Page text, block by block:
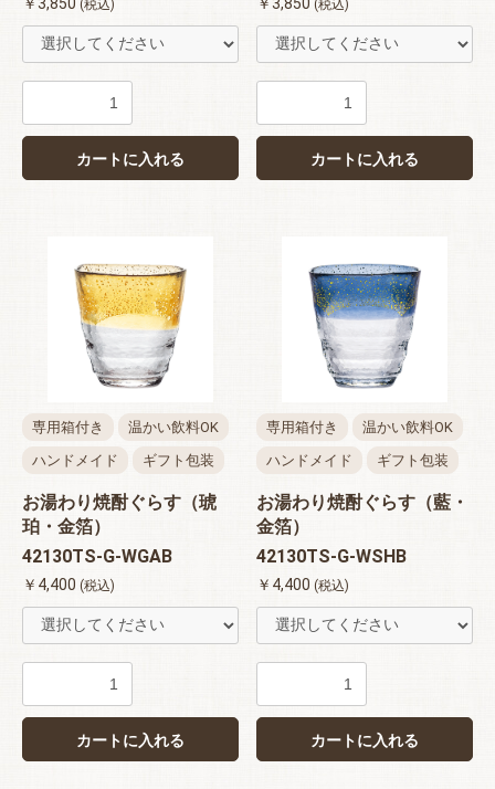
(税込)
カートに入れる
(税込)
カートに入れる
専用箱付き
温かい飲料OK
ハンドメイド
ギフト包装
お湯わり焼酎ぐらす（琥
珀・金箔）
42130TS-G-WGAB
￥4,400 (税込)
カートに入れる
専用箱付き
温かい飲料OK
ハンドメイド
ギフト包装
お湯わり焼酎ぐらす（藍・
金箔）
42130TS-G-WSHB
￥4,400 (税込)
カートに入れる